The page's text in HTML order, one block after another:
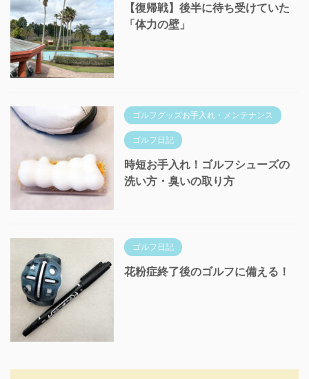
【復帰戦】後半に待ち受けていた
「体力の壁」
ゴルフグッズお手入れ・メンテナンス
ゴルフ日記
時短お手入れ！ゴルフシューズの
洗い方・臭いの取り方
ゴルフ日記
花粉症終了後のゴルフに備える！